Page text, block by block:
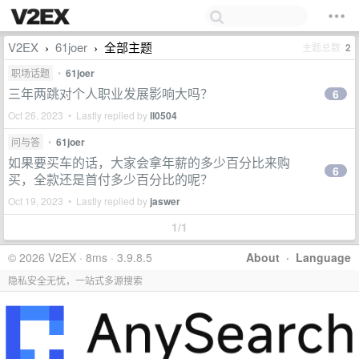
V2EX › 61joer › 全部主题 主题总数 2
职场话题 • 61joer
三年两跳对个人职业发展影响大吗？
Oct 26, 2023 • Lastly replied byll0504
6
问与答 • 61joer
如果要买车的话，大家会拿年薪的多少百分比来购
买，全款还是首付多少百分比的呢？
Oct 19, 2023 • Lastly replied by jaswer
6
1/1
About · Language
© 2026 V2EX · 8ms · 3.9.8.5
隐私安全无忧，一站式多源搜索